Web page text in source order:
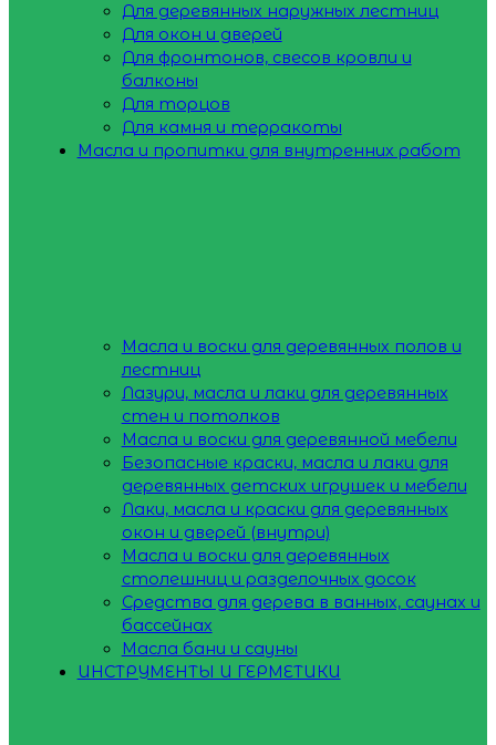
Для деревянных наружных лестниц
Для окон и дверей
Для фронтонов, свесов кровли и
балконы
Для торцов
Для камня и терракоты
Масла и пропитки для внутренних работ
Масла и воски для деревянных полов и
лестниц
Лазури, масла и лаки для деревянных
стен и потолков
Масла и воски для деревянной мебели
Безопасные краски, масла и лаки для
деревянных детских игрушек и мебели
Лаки, масла и краски для деревянных
окон и дверей (внутри)
Масла и воски для деревянных
столешниц и разделочных досок
Средства для дерева в ванных, саунах и
бассейнах
Масла бани и сауны
ИНСТРУМЕНТЫ И ГЕРМЕТИКИ